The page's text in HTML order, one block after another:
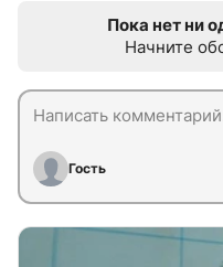
Пока нет ни
Начните
Гость